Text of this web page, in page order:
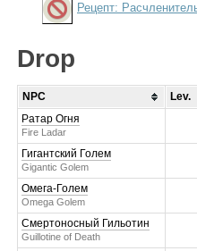
Рецепт:
Drop
NPC Lev.
Ратар Огня
Fire Ladar
Гигантский Голем
Gigantic Golem
Омега-Голем
Omega Golem
Смертоносный Гильотин
Guillotine of Death